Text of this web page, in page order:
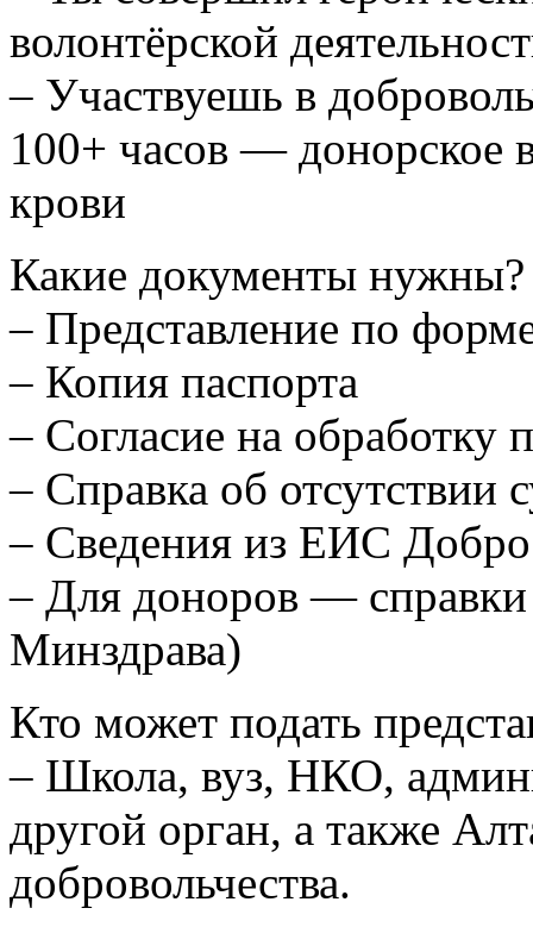
волонтёрской
– Участвуешь в
100+ часов — донорское
крови
Какие документы нужны?
– Представление по
– Копия паспорта
– Согласие на обработку
– Справка об отсутствии
– Сведения из ЕИС
– Для доноров —
Минздрава)
Кто может подать
– Школа, вуз, НКО,
другой орган, а также
добровольчества.